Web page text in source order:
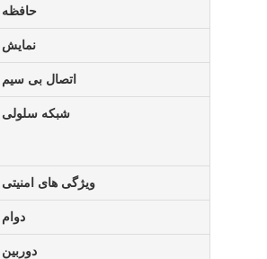
حافظه
نمايش
اتصال بی سیم
شبکه سلولی
ویژگی های امنیتی
دوام
دوربین